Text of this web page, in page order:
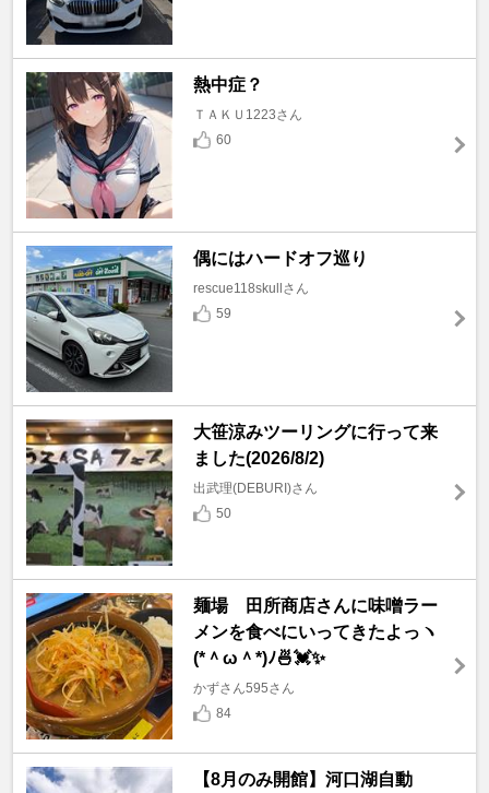
熱中症？
ＴＡＫＵ1223さん
60
偶にはハードオフ巡り
rescue118skullさん
59
大笹涼みツーリングに行って来
ました(2026/8/2)
出武理(DEBURI)さん
50
麺場 田所商店さんに味噌ラー
メンを食べにいってきたよっヽ
(*＾ω＾*)ﾉ🍜💓✨
かずさん595さん
84
【8月のみ開館】河口湖自動